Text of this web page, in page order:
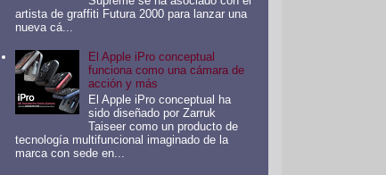
artista de graffiti Futura 2000 para lanzar una
nueva cá...
El Apple iPro conceptual
funciona como una cámara de
acción y más
El Apple iPro conceptual ha
sido diseñado por Zarruk
Taiseer como un producto de
tecnología multifuncional imaginado de la
marca con sede en...